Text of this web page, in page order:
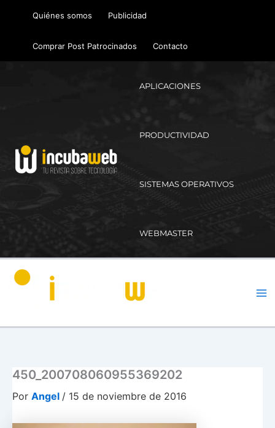
Quiénes somos Publicidad
Comprar Post Patrocinados Contacto
APLICACIONES
PRODUCTIVIDAD
SISTEMAS OPERATIVOS
WEBMASTER
450_200708060955369202
Por Angel / 15 de noviembre de 2016